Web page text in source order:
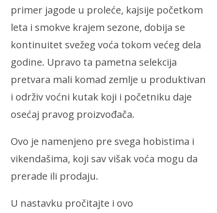
primer jagode u proleće, kajsije početkom
leta i smokve krajem sezone, dobija se
kontinuitet svežeg voća tokom većeg dela
godine. Upravo ta pametna selekcija
pretvara mali komad zemlje u produktivan
i održiv voćni kutak koji i početniku daje
osećaj pravog proizvođača.
Ovo je namenjeno pre svega hobistima i
vikendašima, koji sav višak voća mogu da
prerade ili prodaju.
U nastavku pročitajte i ovo